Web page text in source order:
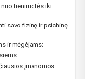
treniruotės iki
savo fizinę ir psichinę
ir mėgėjams;
įmanomos